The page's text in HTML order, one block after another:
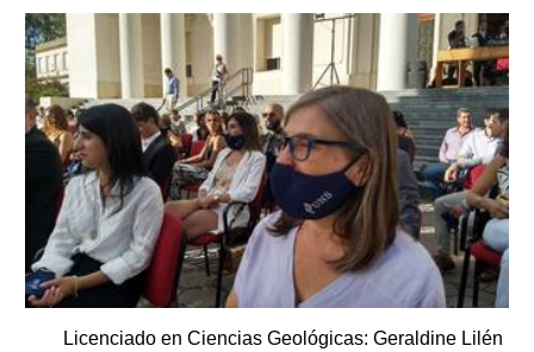
Licenciado en Ciencias Geológicas: Geraldine Lilén